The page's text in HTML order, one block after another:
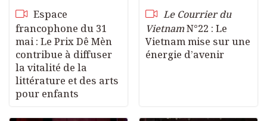
Espace
francophone du 31
mai : Le Prix Dê Mèn
contribue à diffuser
la vitalité de la
littérature et des arts
pour enfants
Le Courrier du
VietnamN°22 : Le
Vietnam mise sur une
énergie d’avenir